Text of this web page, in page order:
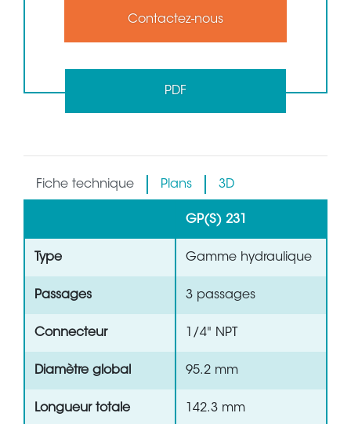
Contactez-nous
PDF
Fiche technique Plans 3D
GP(S) 231
Type Gamme hydraulique
Passages 3 passages
Connecteur 1/4" NPT
Diamètre global 95.2 mm
Longueur totale 142.3 mm